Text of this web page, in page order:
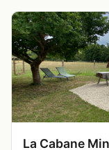
La Cabane